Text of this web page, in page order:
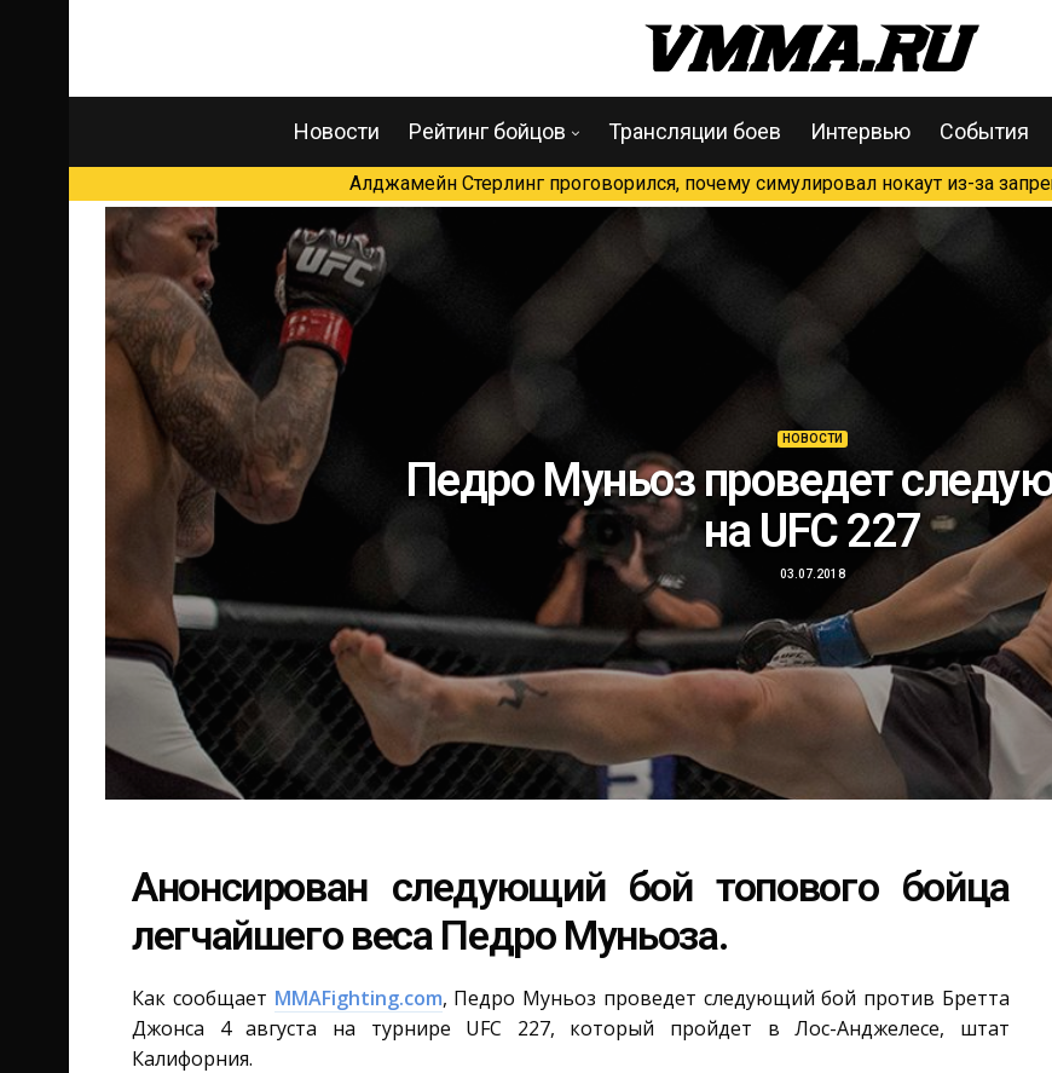
Новости Рейтинг бойцов Трансляции боев Интервью События
Алджамейн Стерлинг проговорился, почему симулировал нокаут из-за
НОВОСТИ
Педро Муньоз проведет
на UFC 227
03.07.2018
Анонсирован следующий бой топового бойца
легчайшего веса Педро Муньоза.
Как сообщает MMAFighting.com, Педро Муньоз проведет следующий бой против Бретта
Джонса 4 августа на турнире UFC 227, который пройдет в Лос-Анджелесе, штат
Калифорния.